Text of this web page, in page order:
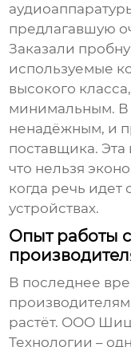
предлагавшую
Заказали
используемые
высокого
минимальным. В
ненадёжным, и
поставщика. Эта
что нельзя
когда речь
устройствах.
Опыт работы
В последнее
растёт. ООО
Технологии –